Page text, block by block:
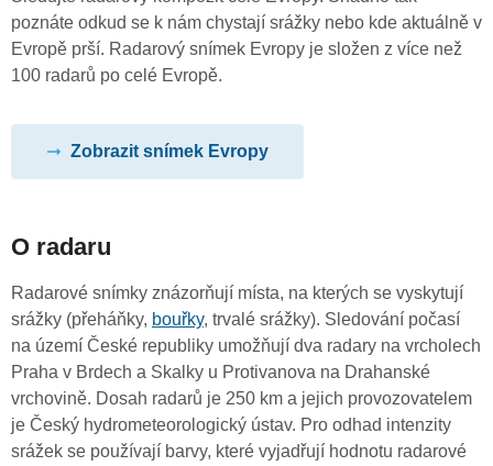
poznáte odkud se k nám chystají srážky nebo kde aktuálně v
Evropě prší. Radarový snímek Evropy je složen z více než
100 radarů po celé Evropě.
Zobrazit snímek Evropy
O radaru
Radarové snímky znázorňují místa, na kterých se vyskytují
srážky (přeháňky, bouřky, trvalé srážky). Sledování počasí
na území České republiky umožňují dva radary na vrcholech
Praha v Brdech a Skalky u Protivanova na Drahanské
vrchovině. Dosah radarů je 250 km a jejich provozovatelem
je Český hydrometeorologický ústav. Pro odhad intenzity
srážek se používají barvy, které vyjadřují hodnotu radarové